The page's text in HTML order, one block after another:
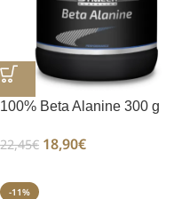
100% Beta Alanine 300 g
22,45€ 18,90€
-11%